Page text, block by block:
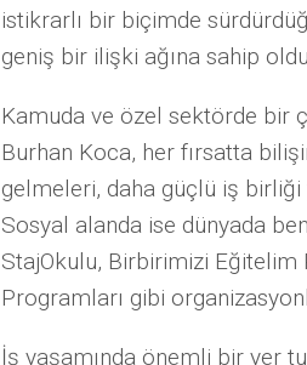
istikrarlı bir biçimde
geniş bir ilişki ağına sahip
Kamuda ve özel sektörde bir
Burhan Koca, her fırsatta
gelmeleri, daha güçlü iş
Sosyal alanda ise dünyada
StajOkulu, Birbirimizi Eğitelim
Programları gibi
İş yaşamında önemli bir yer